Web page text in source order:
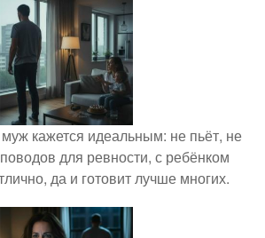
кажется идеальным: не пьёт, не
для ревности, с ребёнком
да и готовит лучше многих.